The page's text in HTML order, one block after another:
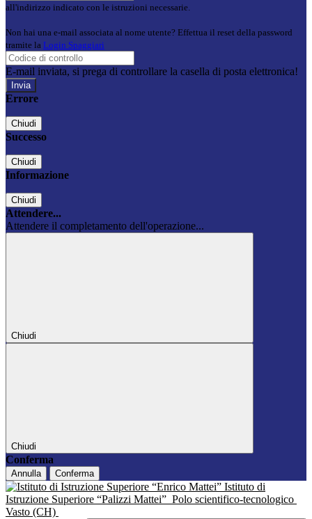
all'indirizzo indicato con le istruzioni necessarie.
Non hai una e-mail associata al nome utente? Effettua il reset della password
tramite la Login Spaggiari
E-mail inviata, si prega di controllare la casella di posta elettronica!
Errore
Chiudi
Successo
Chiudi
Informazione
Chiudi
Attendere...
Attendere il completamento dell'operazione...
Chiudi
Chiudi
Conferma
Annulla Conferma
Istituto di
Istruzione Superiore “Palizzi Mattei” Polo scientifico-tecnologico
Vasto (CH)